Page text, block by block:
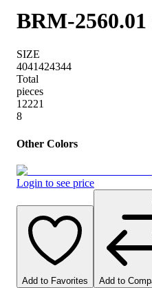
BRM-
SIZE
4041424344
Total
pieces
12221
8
Other Colors
Login to see price
Add to Favorites Add to